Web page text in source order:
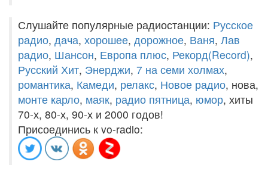
Слушайте популярные радиостанции: Русское
радио, дача, хорошее, дорожное, Ваня, Лав
радио, Шансон, Европа плюс, Рекорд(Record),
Русский Хит, Энерджи, 7 на семи холмах,
романтика, Камеди, релакс, Новое радио, нова,
монте карло, маяк, радио пятница, юмор, хиты
70-х, 80-х, 90-х и 2000 годов!
Присоединись к vo-radio: